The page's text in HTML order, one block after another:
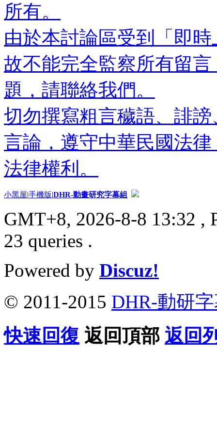
所有。
由於本討論區受到「即
故不能完全監察所有留
題，請聯絡我們。
切勿撰寫粗言穢語、誹
言論，遵守中華民國法
法律權利。
小黑屋|手機版|DHR-動畫研究字幕組
GMT+8, 2026-8-8 13:32 ,
23 queries .
Powered by Discuz!
© 2011-2015 DHR-動研
快速回復 返回頂部 返回